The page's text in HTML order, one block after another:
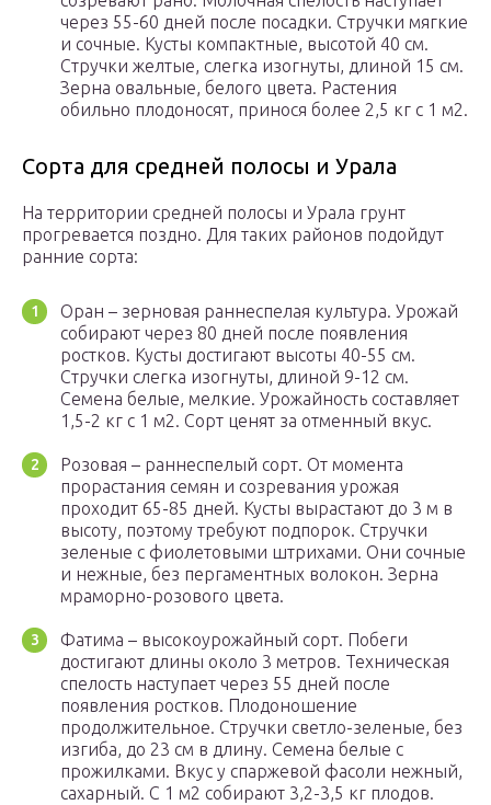
через 55-60 дней после посадки. Стручки мягкие
и сочные. Кусты компактные, высотой 40 см.
Стручки желтые, слегка изогнуты, длиной 15 см.
Зерна овальные, белого цвета. Растения
обильно плодоносят, принося более 2,5 кг с 1 м2.
Сорта для средней полосы и Урала
На территории средней полосы и Урала грунт
прогревается поздно. Для таких районов подойдут
ранние сорта:
Оран – зерновая раннеспелая культура. Урожай
собирают через 80 дней после появления
ростков. Кусты достигают высоты 40-55 см.
Стручки слегка изогнуты, длиной 9-12 см.
Семена белые, мелкие. Урожайность составляет
1,5-2 кг с 1 м2. Сорт ценят за отменный вкус.
Розовая – раннеспелый сорт. От момента
прорастания семян и созревания урожая
проходит 65-85 дней. Кусты вырастают до 3 м в
высоту, поэтому требуют подпорок. Стручки
зеленые с фиолетовыми штрихами. Они сочные
и нежные, без пергаментных волокон. Зерна
мраморно-розового цвета.
Фатима – высокоурожайный сорт. Побеги
достигают длины около 3 метров. Техническая
спелость наступает через 55 дней после
появления ростков. Плодоношение
продолжительное. Стручки светло-зеленые, без
изгиба, до 23 см в длину. Семена белые с
прожилками. Вкус у спаржевой фасоли нежный,
сахарный. С 1 м2 собирают 3,2-3,5 кг плодов.